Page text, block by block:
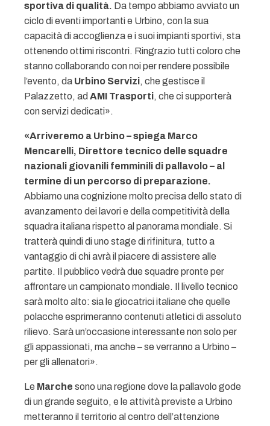
sportiva di qualità. Da tempo abbiamo avviato un
ciclo di eventi importanti e Urbino, con la sua
capacità di accoglienza e i suoi impianti sportivi, sta
ottenendo ottimi riscontri. Ringrazio tutti coloro che
stanno collaborando con noi per rendere possibile
l’evento, da Urbino Servizi, che gestisce il
Palazzetto, ad AMI Trasporti, che ci supporterà
con servizi dedicati».
«Arriveremo a Urbino – spiega Marco
Mencarelli, Direttore tecnico delle squadre
nazionali giovanili femminili di pallavolo – al
termine di un percorso di preparazione.
Abbiamo una cognizione molto precisa dello stato di
avanzamento dei lavori e della competitività della
squadra italiana rispetto al panorama mondiale. Si
tratterà quindi di uno stage di rifinitura, tutto a
vantaggio di chi avrà il piacere di assistere alle
partite. Il pubblico vedrà due squadre pronte per
affrontare un campionato mondiale. Il livello tecnico
sarà molto alto: sia le giocatrici italiane che quelle
polacche esprimeranno contenuti atletici di assoluto
rilievo. Sarà un’occasione interessante non solo per
gli appassionati, ma anche – se verranno a Urbino –
per gli allenatori».
Le Marche sono una regione dove la pallavolo gode
di un grande seguito, e le attività previste a Urbino
metteranno il territorio al centro dell’attenzione